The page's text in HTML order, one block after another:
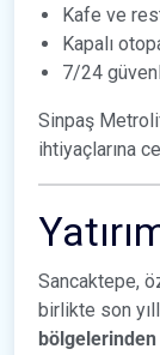
Kafe ve
Kapalı
7/24
Sinpaş
ihtiyaçlarına
Sancaktepe,
birlikte son